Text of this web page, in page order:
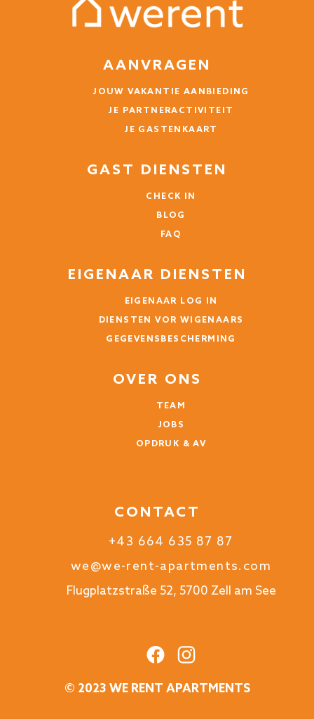
AANVRAGEN
JOUW VAKANTIE AANBIEDING
JE PARTNERACTIVITEIT
JE GASTENKAART
GAST DIENSTEN
CHECK IN
BLOG
FAQ
EIGENAAR DIENSTEN
EIGENAAR LOG IN
DIENSTEN VOR WIGENAARS
GEGEVENSBESCHERMING
OVER ONS
TEAM
JOBS
OPDRUK & AV
CONTACT
+43 664 635 87 87
we@we-rent-apartments.com
Flugplatzstraße 52, 5700 Zell am See
© 2023 WE RENT APARTMENTS